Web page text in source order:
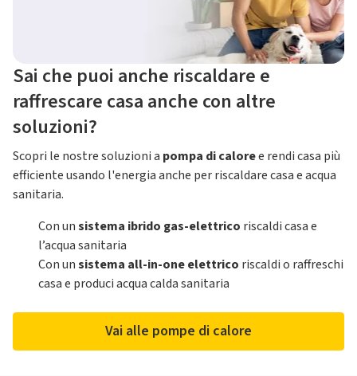
Sai che puoi anche riscaldare e
raffrescare casa anche con altre
soluzioni?
Scopri le nostre soluzioni a pompa di caloree rendi casa più
efficiente usando l'energia anche per riscaldare casa e acqua
sanitaria.
Con unsistema ibrido gas-elettrico riscaldi casa e
l’acqua sanitaria
Con unsistema all-in-one elettrico riscaldi o raffreschi
casa e produci acqua calda sanitaria
Vai alle pompe di calore